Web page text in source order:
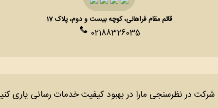
قائم مقام فراهانی، کوچه بیست و دوم، پلاک 17
02188326035
شرکت در نظرسنجی مارا در بهبود کیفیت خدمات رسانی یاری